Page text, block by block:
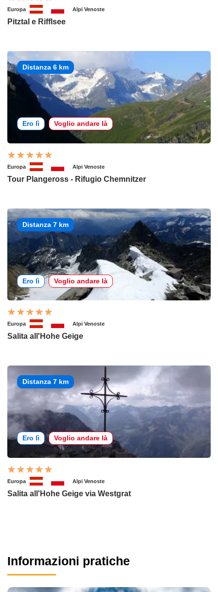
Europa Alpi Venoste
Pitztal e Rifflsee
Distanza 6 km
Ero lì Voglio andare là
Europa Alpi Venoste
Tour Plangeross - Rifugio Chemnitzer
Distanza 7 km
Ero lì Voglio andare là
Europa Alpi Venoste
Salita all'Hohe Geige
Distanza 7 km
Ero lì Voglio andare là
Europa Alpi Venoste
Salita all'Hohe Geige via Westgrat
Informazioni pratiche